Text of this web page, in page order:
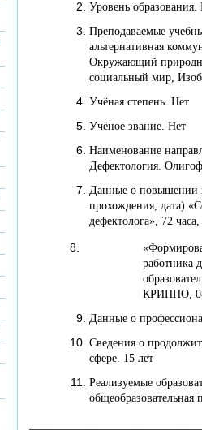
Уровень
Преподаваемые
альтернативная
Окружающий
социальный мир,
Учёная степень. Нет
Учёное звание. Нет
Наименование
Дефектология.
Данные о повышении
прохождения, дата)
дефектолога», 72
работника
КРИППО,
Данные о
Сведения о
сфере. 15 лет
Реализуемые